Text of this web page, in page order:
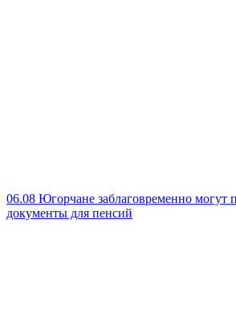
06.08 Югорчане заблаговременно могут
документы для пенсий